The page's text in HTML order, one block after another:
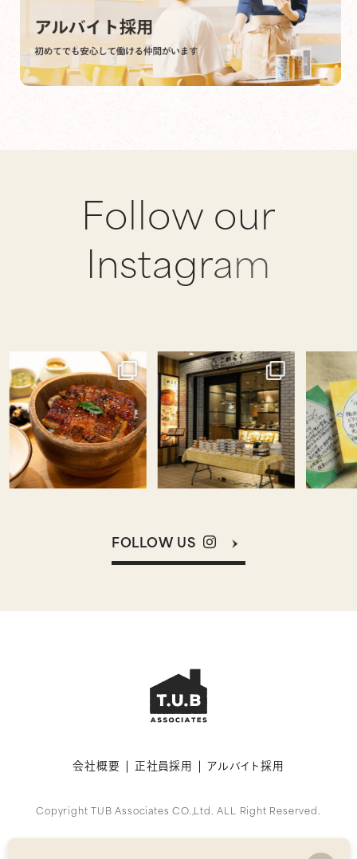
Fol low our
I nstagram
FOLLOW US
会社概要 正社員採用 アルバイト採用
Copyright TUB Associates CO.,Ltd. ALL Right Reserved.